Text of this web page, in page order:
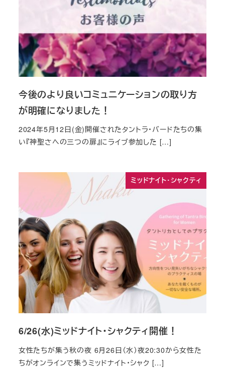
今後のより良いコミュニケーションの取り方
が明確になりました！
2024年5月12日(金)開催されたタントラ・バードたちの集
い『神聖さへの三つの扉』にライブ参加した […]
ミッドナイト・シャクティ
6/26(水)ミッドナイト・シャクティ開催！
女性たちが集う秋の夜 6月26日（水）夜20:30から女性た
ちがオンラインで集うミッドナイト・シャク […]